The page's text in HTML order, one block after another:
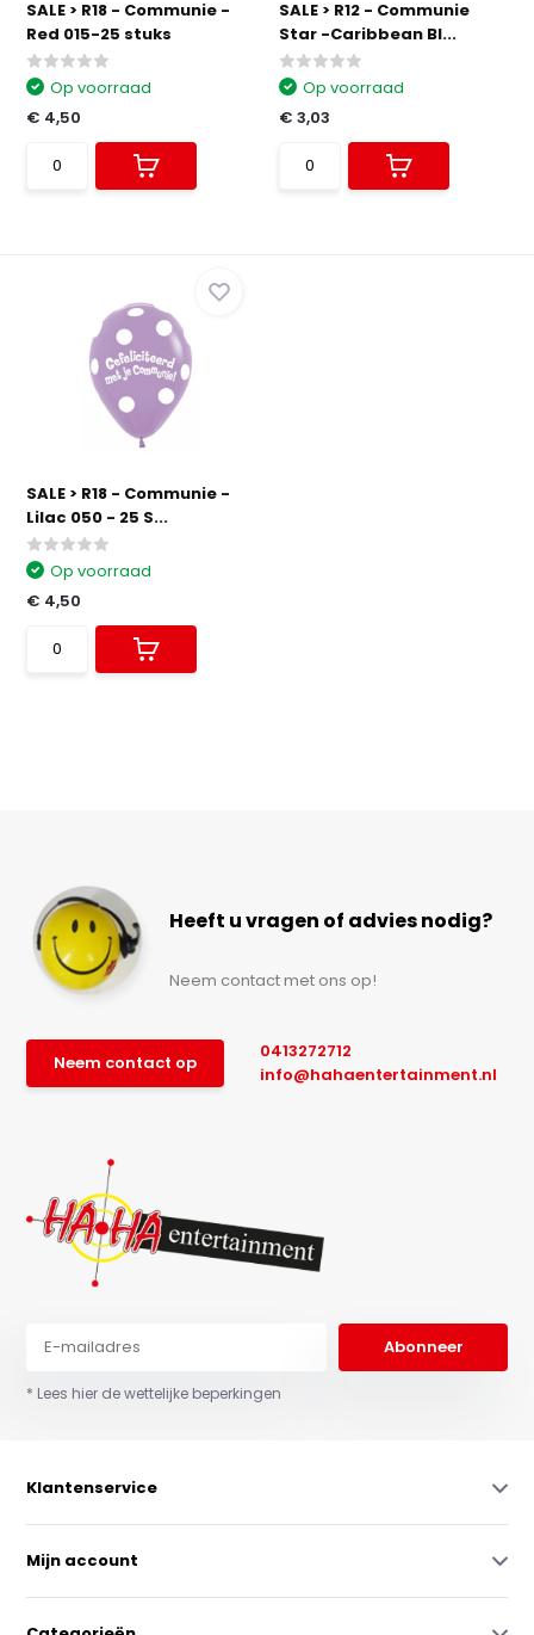
SALE > R18 - Communie -
Red 015-25 stuks
Op voorraad
€ 4,50
SALE > R12 - Communie
Star -Caribbean Bl...
Op voorraad
€ 3,03
SALE > R18 - Communie -
Lilac 050 - 25 S...
Op voorraad
€ 4,50
Heeft u vragen of advies nodig?
Neem contact met ons op!
Neem contact op
0413272712
info@hahaentertainment.nl
Abonneer
* Lees hier de wettelijke beperkingen
Klantenservice
Mijn account